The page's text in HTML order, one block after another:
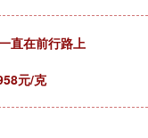
直在前行路上
元/克